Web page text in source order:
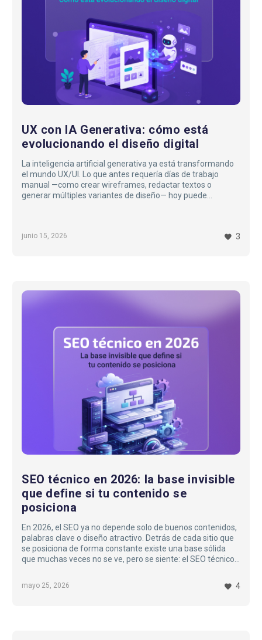
cómo
está
evolucionando
el
diseño
digital
junio 15, 2026
UX con IA Generativa: cómo está
evolucionando el diseño digital
La inteligencia artificial generativa ya está transformando
el mundo UX/UI. Lo que antes requería días de trabajo
manual —como crear wireframes, redactar textos o
generar múltiples variantes de diseño— hoy puede
velocidad. La IA está modificando la forma en que los
3
técnico
en
2026:
la
base
invisible
que
define
si
tu
contenido
se
posiciona
mayo 25, 2026
SEO técnico en 2026: la base invisible
que define si tu contenido se
posiciona
En 2026, el SEO ya no depende solo de buenos contenidos,
palabras clave o diseño atractivo. Detrás de cada sitio que
se posiciona de forma constante existe una base sólida
que muchas veces no se ve, pero se siente: el SEO técnico.
no pueden rastrear, interpretar o cargar tu sitio
4